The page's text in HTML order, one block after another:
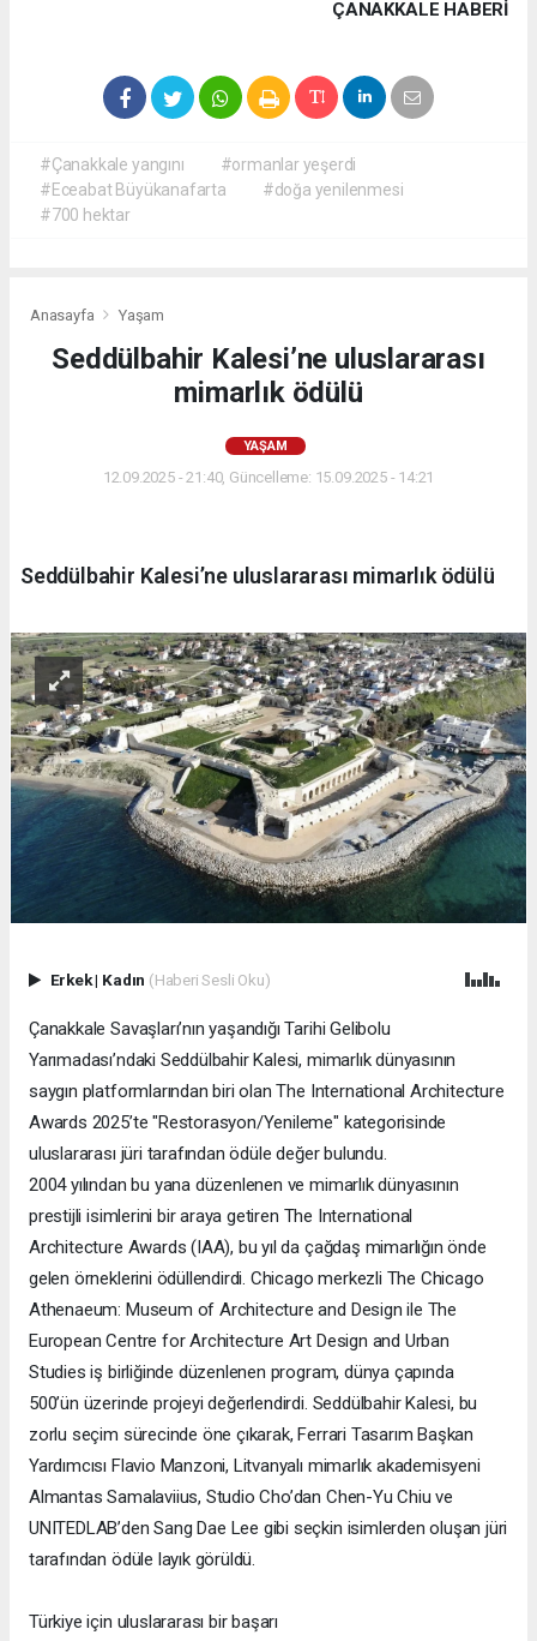
ÇANAKKALE HABERİ
#Çanakkale yangını
#ormanlar yeşerdi
#Eceabat Büyükanafarta
#doğa yenilenmesi
#700 hektar
Anasayfa Yaşam
Seddülbahir Kalesi’ne uluslararası
mimarlık ödülü
YAŞAM
12.09.2025 - 21:40, Güncelleme: 15.09.2025 - 14:21
Seddülbahir Kalesi’ne uluslararası mimarlık ödülü
Erkek| Kadın (Haberi Sesli Oku)
Çanakkale Savaşları’nın yaşandığı Tarihi Gelibolu
Yarımadası’ndaki Seddülbahir Kalesi, mimarlık dünyasının
saygın platformlarından biri olan The International Architecture
Awards 2025’te "Restorasyon/Yenileme" kategorisinde
uluslararası jüri tarafından ödüle değer bulundu.
2004 yılından bu yana düzenlenen ve mimarlık dünyasının
prestijli isimlerini bir araya getiren The International
Architecture Awards (IAA), bu yıl da çağdaş mimarlığın önde
gelen örneklerini ödüllendirdi. Chicago merkezli The Chicago
Athenaeum: Museum of Architecture and Design ile The
European Centre for Architecture Art Design and Urban
Studies iş birliğinde düzenlenen program, dünya çapında
500’ün üzerinde projeyi değerlendirdi. Seddülbahir Kalesi, bu
zorlu seçim sürecinde öne çıkarak, Ferrari Tasarım Başkan
Yardımcısı Flavio Manzoni, Litvanyalı mimarlık akademisyeni
Almantas Samalaviius, Studio Cho’dan Chen-Yu Chiu ve
UNITEDLAB’den Sang Dae Lee gibi seçkin isimlerden oluşan jüri
tarafından ödüle layık görüldü.
Türkiye için uluslararası bir başarı